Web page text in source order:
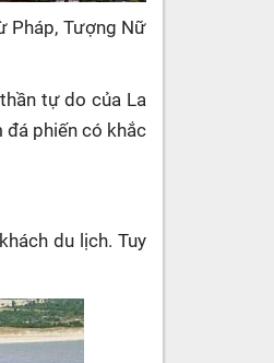
Pháp, Tượng Nữ
tự do của La
đá phiến có khắc
du lịch. Tuy